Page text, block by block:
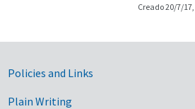
Creado 20/7/
Government Links
Policies and Links
Plain Writing